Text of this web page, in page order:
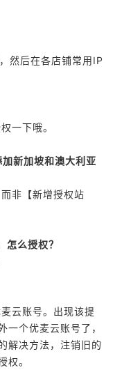
然后在各店铺常用IP
一下哦。
新加坡和澳大利亚
非【新增授权站
么授权？
云账号。出现该提
一个优麦云账号了，
解决方法，注销旧的
权。